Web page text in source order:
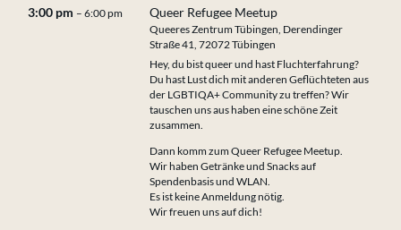
3:00 pm – 6:00 pm Queer Refugee Meetup
Queeres Zentrum Tübingen, Derendinger
Straße 41, 72072 Tübingen
Hey, du bist queer und hast Fluchterfahrung?
Du hast Lust dich mit anderen Geflüchteten aus
der LGBTIQA+ Community zu treffen? Wir
tauschen uns aus haben eine schöne Zeit
zusammen.
Dann komm zum Queer Refugee Meetup.
Wir haben Getränke und Snacks auf
Spendenbasis und WLAN.
Es ist keine Anmeldung nötig.
Wir freuen uns auf dich!